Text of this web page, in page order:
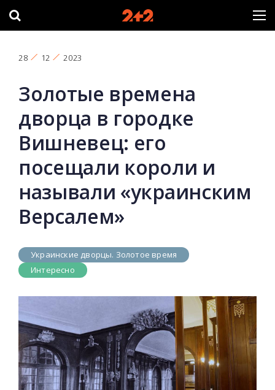
28 12 2023
Золотые времена
дворца в городке
Вишневец: его
посещали короли и
называли «украинским
Версалем»
Украинские дворцы. Золотое время
Интересно